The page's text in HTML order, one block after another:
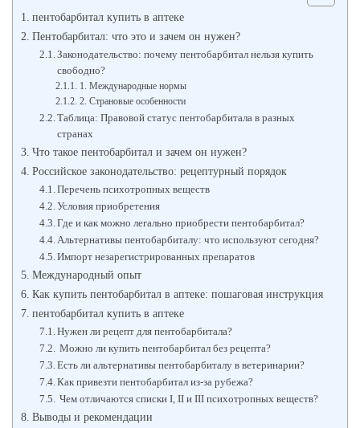
пентобарбитал купить в аптеке
Пентобарбитал: что это и зачем он нужен?
Законодательство: почему пентобарбитал нельзя купить
свободно?
1. Международные нормы
2. Страновые особенности
Таблица: Правовой статус пентобарбитала в разных
странах
Что такое пентобарбитал и зачем он нужен?
Российское законодательство: рецептурный порядок
Перечень психотропных веществ
Условия приобретения
Где и как можно легально приобрести пентобарбитал?
Альтернативы пентобарбиталу: что используют сегодня?
Импорт незарегистрированных препаратов
Международный опыт
Как купить пентобарбитал в аптеке: пошаговая инструкция
пентобарбитал купить в аптеке
Нужен ли рецепт для пентобарбитала?
Можно ли купить пентобарбитал без рецепта?
Есть ли альтернативы пентобарбиталу в ветеринарии?
Как привезти пентобарбитал из-за рубежа?
Чем отличаются списки I, II и III психотропных веществ?
Выводы и рекомендации